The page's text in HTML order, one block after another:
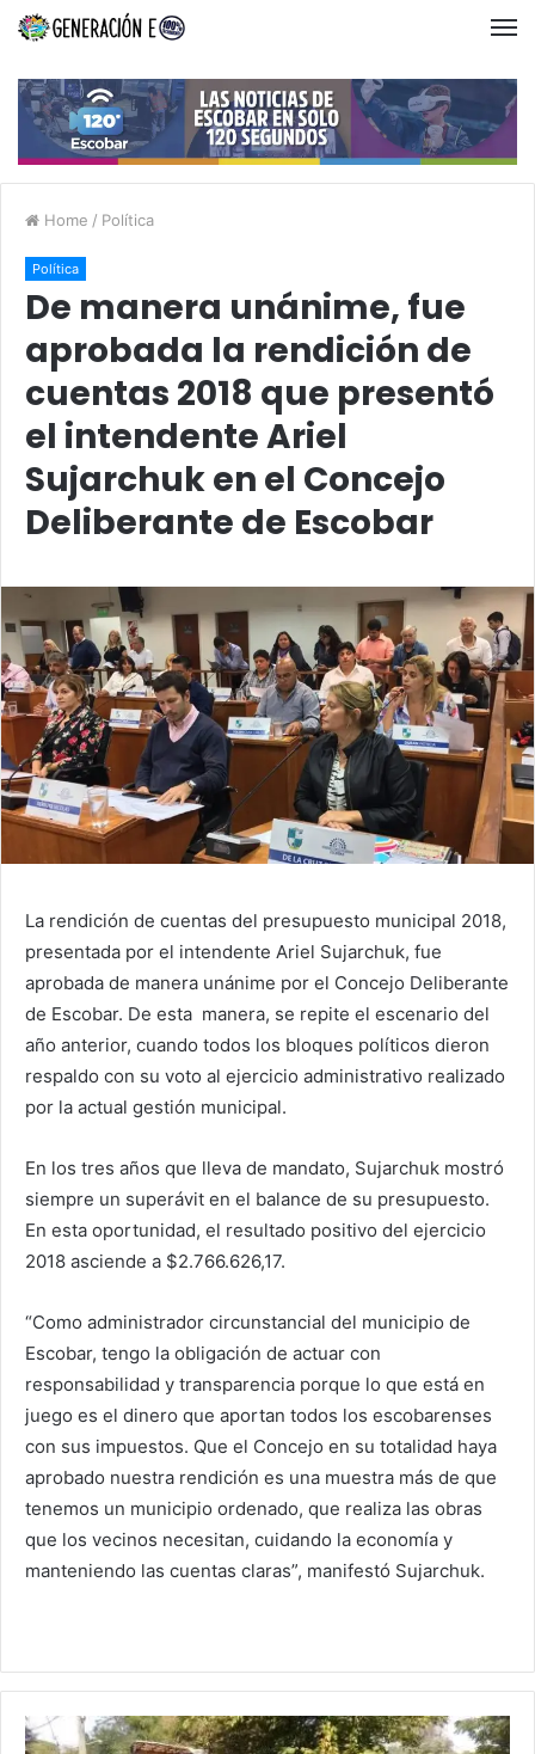
Home / Política
Política
De manera unánime, fue
aprobada la rendición de
cuentas 2018 que presentó
el intendente Ariel
Sujarchuk en el Concejo
Deliberante de Escobar
La rendición de cuentas del presupuesto municipal 2018,
presentada por el intendente Ariel Sujarchuk, fue
aprobada de manera unánime por el Concejo Deliberante
de Escobar. De esta manera, se repite el escenario del
año anterior, cuando todos los bloques políticos dieron
respaldo con su voto al ejercicio administrativo realizado
por la actual gestión municipal.
En los tres años que lleva de mandato, Sujarchuk mostró
siempre un superávit en el balance de su presupuesto.
En esta oportunidad, el resultado positivo del ejercicio
2018 asciende a $2.766.626,17.
“Como administrador circunstancial del municipio de
Escobar, tengo la obligación de actuar con
responsabilidad y transparencia porque lo que está en
juego es el dinero que aportan todos los escobarenses
con sus impuestos. Que el Concejo en su totalidad haya
aprobado nuestra rendición es una muestra más de que
tenemos un municipio ordenado, que realiza las obras
que los vecinos necesitan, cuidando la economía y
manteniendo las cuentas claras”, manifestó Sujarchuk.